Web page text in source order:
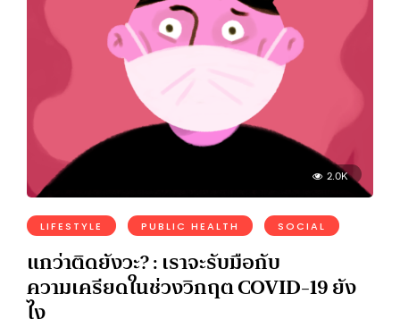
2.0K
LIFESTYLE PUBLIC HEALTH SOCIAL
แกว่าติดยังวะ? : เราจะรับมือกับ
ความเครียดในช่วงวิกฤต COVID-19 ยัง
ไง